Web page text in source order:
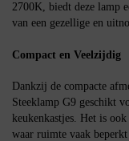
2700K, biedt deze lamp
van een gezellige en
Compact en Veelzijdig
Dankzij de compacte
Steeklamp G9 geschikt
keukenkastjes. Het is
waar ruimte vaak beperkt